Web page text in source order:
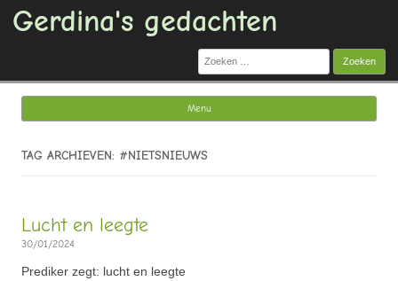
Gerdina's gedachten
Zoeken
naar:
Menu
TAG ARCHIEVEN: #NIETSNIEUWS
Lucht en leegte
30/01/2024
Prediker zegt: lucht en leegte